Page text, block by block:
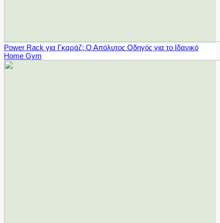
Power Rack για Γκαράζ: Ο Απόλυτος Οδηγός για το Ιδανικό
Home Gym